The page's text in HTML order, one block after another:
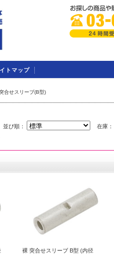
トマップ
合せスリーブ(B型)
並び順： 在庫：
裸 突合せスリーブ B型 (内径